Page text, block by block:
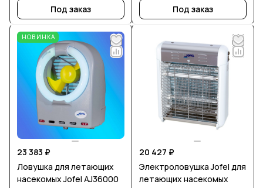
Под заказ Под заказ
НОВИНКА
23 383 ₽
Ловушка для летающих
насекомых Jofel AJ36000
20 427 ₽
Электроловушка Jofel для
летающих насекомых